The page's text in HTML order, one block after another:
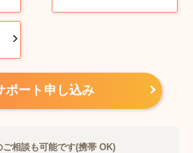
ポート申し込み
ご相談も可能です(携帯 OK)